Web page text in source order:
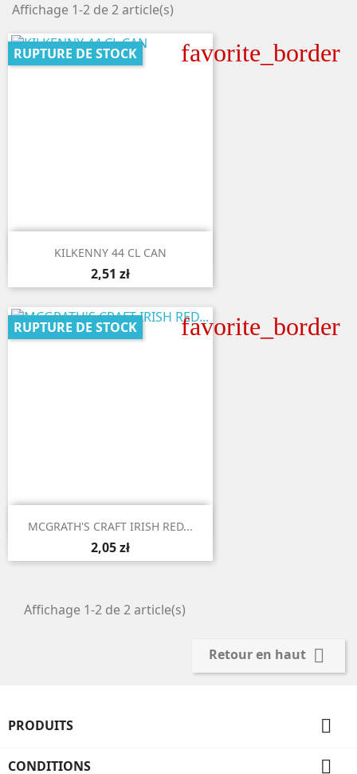
Affichage 1-2 de 2 article(s)
favorite_border
 Aperçu rapide
KILKENNY 44 CL CAN
2,51 zł
RUPTURE DE STOCK
favorite_border
 Aperçu rapide
MCGRATH'S CRAFT IRISH RED...
2,05 zł
RUPTURE DE STOCK
Affichage 1-2 de 2 article(s)
Retour en haut 
PRODUITS 
CONDITIONS 